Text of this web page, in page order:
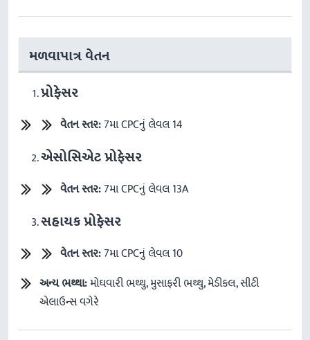
મળવાપાત્ર વેતન
પ્રોફેસર
વેતન સ્તર:7મા CPCનું લેવલ 14
એસોસિએટ પ્રોફેસર
વેતન સ્તર:7મા CPCનું લેવલ 13A
સહાયક પ્રોફેસર
વેતન સ્તર:7મા CPCનું લેવલ 10
અન્યભથ્થા:મોઘવારી ભથ્થુ, મુસાફરી ભથ્થુ, મેડીકલ, સીટી
એલાઉન્સ વગેરે